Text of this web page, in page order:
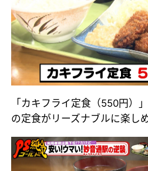
「カキフライ定食（550円）
の定食がリーズナブルに楽しめ